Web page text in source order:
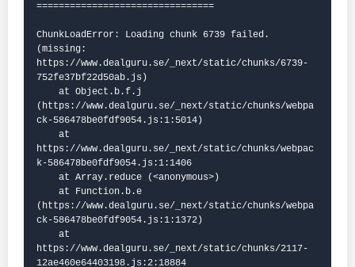
================================
ChunkLoadError: Loading chunk 6739 failed.
(missing:
https://www.dealguru.se/_next/static/chunks/6739-
752fe37bf22d50ab.js)
(https://www.dealguru.se/_next/static/chunks/webpa
ck-586478be0fdf9054.js:1:5014)
https://www.dealguru.se/_next/static/chunks/webpac
k-586478be0fdf9054.js:1:1406
(https://www.dealguru.se/_next/static/chunks/webpa
ck-586478be0fdf9054.js:1:1372)
https://www.dealguru.se/_next/static/chunks/2117-
12ae460e64403198.js:2:18884